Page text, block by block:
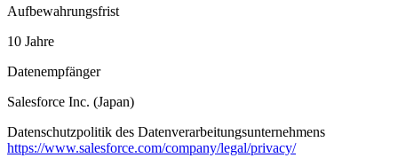
Aufbewahrungsfrist
10 Jahre
Datenempfänger
Salesforce Inc. (Japan)
Datenschutzpolitik des Datenverarbeitungsunternehmens
https://www.salesforce.com/company/legal/privacy/